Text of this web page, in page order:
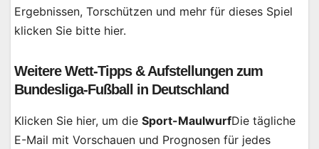
Ergebnissen, Torschützen und mehr für dieses Spiel
klicken Sie bitte hier.
Weitere Wett-Tipps & Aufstellungen zum
Bundesliga-Fußball in Deutschland
Klicken Sie hier, um die Sport-MaulwurfDie tägliche
E-Mail mit Vorschauen und Prognosen für jedes